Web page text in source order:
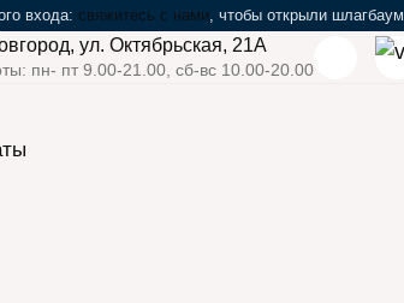
входа: свяжитесь с нами, чтобы открыли шлагбаум
ул. Октябрьская, 21А
пн- пт 9.00-21.00, сб-вс 10.00-20.00